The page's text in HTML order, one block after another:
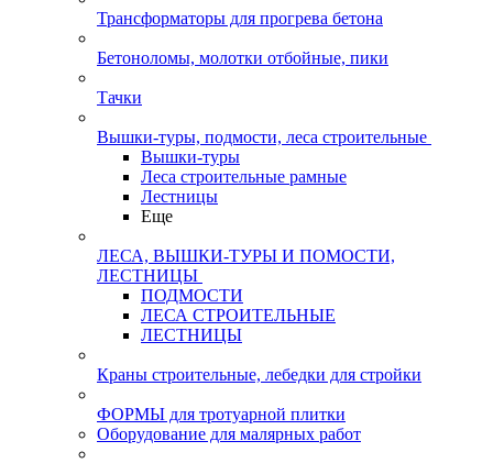
Трансформаторы для прогрева бетона
Бетоноломы, молотки отбойные, пики
Тачки
Вышки-туры, подмости, леса строительные
Вышки-туры
Леса строительные рамные
Лестницы
Еще
ЛЕСА, ВЫШКИ-ТУРЫ И ПОМОСТИ,
ЛЕСТНИЦЫ
ПОДМОСТИ
ЛЕСА СТРОИТЕЛЬНЫЕ
ЛЕСТНИЦЫ
Краны строительные, лебедки для стройки
ФОРМЫ для тротуарной плитки
Оборудование для малярных работ